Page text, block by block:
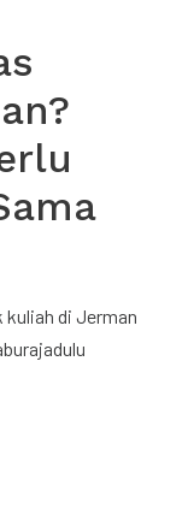
kuliah di Jerman